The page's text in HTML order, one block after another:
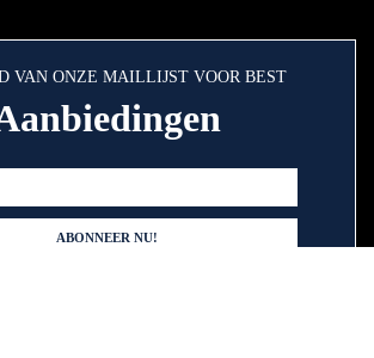
VAN ONZE MAILLIJST VOOR BEST